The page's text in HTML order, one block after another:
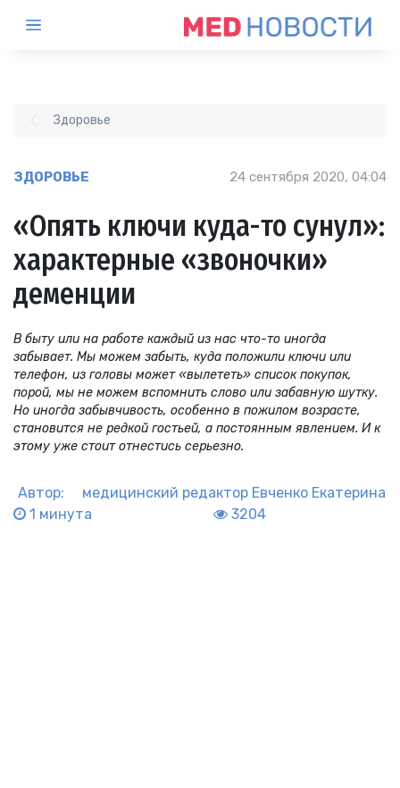
Здоровье
ЗДОРОВЬЕ 24 сентября 2020, 04:04
«Опять ключи куда-то сунул»:
характерные «звоночки»
деменции
В быту или на работе каждый из нас что-то иногда
забывает. Мы можем забыть, куда положили ключи или
телефон, из головы может «вылететь» список покупок,
порой, мы не можем вспомнить слово или забавную шутку.
Но иногда забывчивость, особенно в пожилом возрасте,
становится не редкой гостьей, а постоянным явлением. И к
этому уже стоит отнестись серьезно.
Автор: медицинский редактор Евченко Екатерина
1 минута
3204